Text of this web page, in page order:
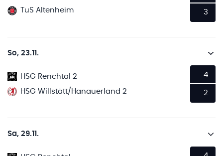
TuS Altenheim
3
So, 23.11.
HSG Renchtal 2
HSG Willstätt/Hanauerland 2
4
2
Sa, 29.11.